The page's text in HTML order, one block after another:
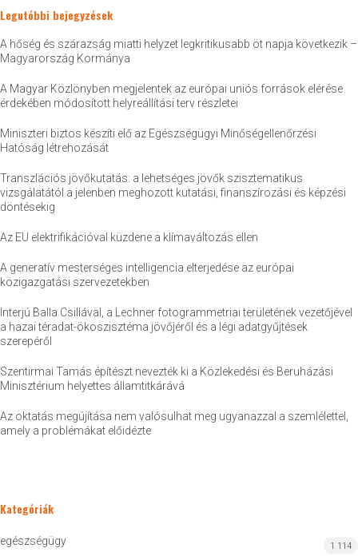
Legutóbbi bejegyzések
A hőség és szárazság miatti helyzet legkritikusabb öt napja következik –
Magyarország Kormánya
A Magyar Közlönyben megjelentek az európai uniós források elérése
érdekében módosított helyreállítási terv részletei
Miniszteri biztos készíti elő az Egészségügyi Minőségellenőrzési
Hatóság létrehozását
Transzlációs jövőkutatás: a lehetséges jövők szisztematikus
vizsgálatától a jelenben meghozott kutatási, finanszírozási és képzési
döntésekig
Az EU elektrifikációval küzdene a klímaváltozás ellen
A generatív mesterséges intelligencia elterjedése az európai
közigazgatási szervezetekben
Interjú Balla Csillával, a Lechner fotogrammetriai területének vezetőjével
a hazai téradat-ökoszisztéma jövőjéről és a légi adatgyűjtések
szerepéről
Szentirmai Tamás építészt nevezték ki a Közlekedési és Beruházási
Minisztérium helyettes államtitkárává
Az oktatás megújítása nem valósulhat meg ugyanazzal a szemlélettel,
amely a problémákat előidézte
Kategóriák
egészségügy 1 114